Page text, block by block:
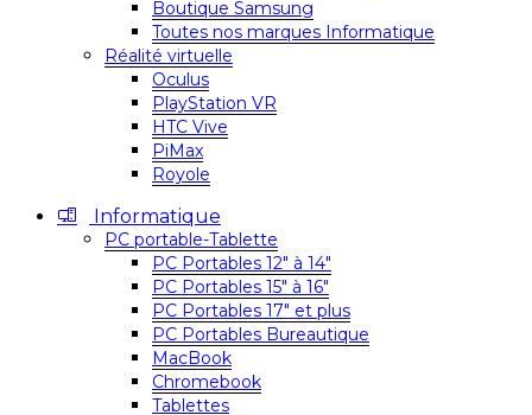
Boutique Samsung
Toutes nos marques Informatique
Réalité virtuelle
Oculus
PlayStation VR
HTC Vive
PiMax
Royole
Informatique
PC portable-Tablette
PC Portables 12″ à 14″
PC Portables 15″ à 16″
PC Portables 17″ et plus
PC Portables Bureautique
MacBook
Chromebook
Tablettes